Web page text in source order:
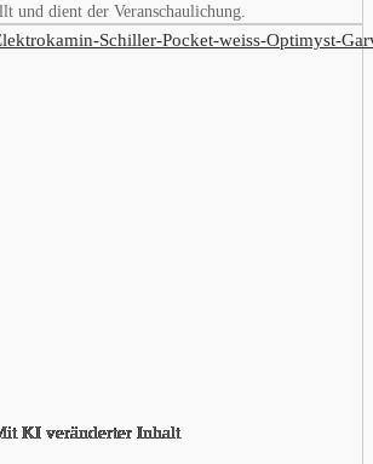
und dient der Veranschaulichung.